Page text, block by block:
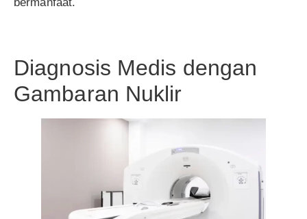
Diagnosis Medis dengan
Gambaran Nuklir